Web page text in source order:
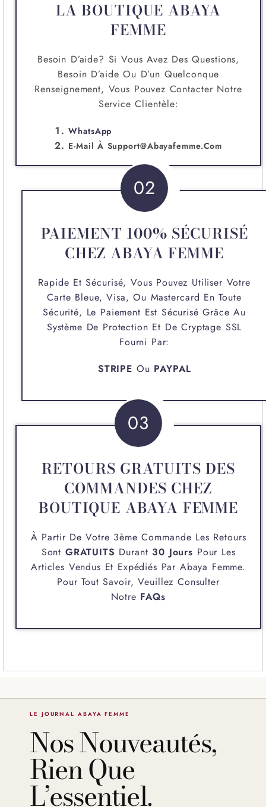
LA BOUTIQUE ABAYA
FEMME
Besoin D’aide? Si Vous Avez Des Questions,
Besoin D’aide Ou D’un Quelconque
Renseignement, Vous Pouvez Contacter Notre
Service Clientèle:
WhatsApp
E-Mail À Support@abayafemme.com
02
PAIEMENT 100% SÉCURISÉ
CHEZ ABAYA FEMME
Rapide Et Sécurisé, Vous Pouvez Utiliser Votre
Carte Bleue, Visa, Ou Mastercard En Toute
Sécurité, Le Paiement Est Sécurisé Grâce Au
Système De Protection Et De Cryptage SSL
Fourni Par:
STRIPE Ou PAYPAL
03
RETOURS GRATUITS DES
COMMANDES CHEZ
BOUTIQUE ABAYA FEMME
À Partir De Votre 3ème Commande Les Retours
Sont GRATUITS Durant 30 Jours Pour Les
Articles Vendus Et Expédiés Par Abaya Femme.
Pour Tout Savoir, Veuillez Consulter
Notre FAQs
LE JOURNAL ABAYA FEMME
Nos Nouveautés,
Rien Que
L’essentiel.